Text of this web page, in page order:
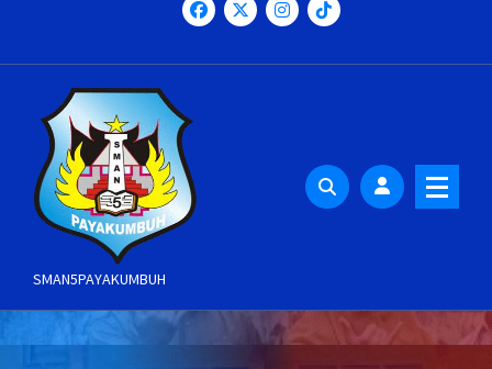
SMAN5PAYAKUMBUH